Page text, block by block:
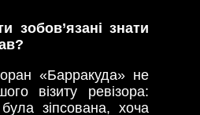
зобов’язані знати
«Барракуда» не
візиту ревізора:
зіпсована, хоча